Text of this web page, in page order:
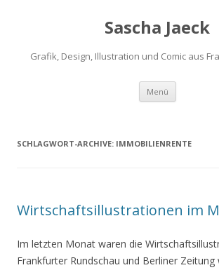
Sascha Jaeck
Grafik, Design, Illustration und Comic aus
Menü Zum
springen
SCHLAGWORT-ARCHIVE: IMMOBILIENRENTE
Wirtschaftsillustrationen im
Im letzten Monat waren die
Frankfurter Rundschau und Berliner Zeitung